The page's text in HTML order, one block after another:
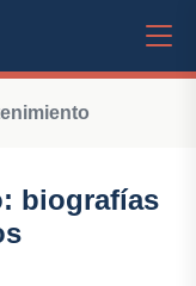
biografías